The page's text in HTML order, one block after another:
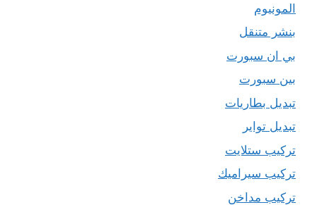
المونيوم
بنشر متنقل
بي ان سبورت
بين سبورت
تبديل بطاريات
تبديل تواير
تركيب ستلايت
تركيب سيراميك
تركيب مداخن